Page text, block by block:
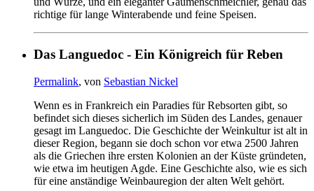
richtige für lange Winterabende und feine Speisen.
Das Languedoc - Ein Königreich für Reben
Permalink, von Sebastian Nickel
Wenn es in Frankreich ein Paradies für Rebsorten gibt, so
befindet sich dieses sicherlich im Süden des Landes, genauer
gesagt im Languedoc. Die Geschichte der Weinkultur ist alt in
dieser Region, begann sie doch schon vor etwa 2500 Jahren
als die Griechen ihre ersten Kolonien an der Küste gründeten,
wie etwa im heutigen Agde. Eine Geschichte also, wie es sich
für eine anständige Weinbauregion der alten Welt gehört.